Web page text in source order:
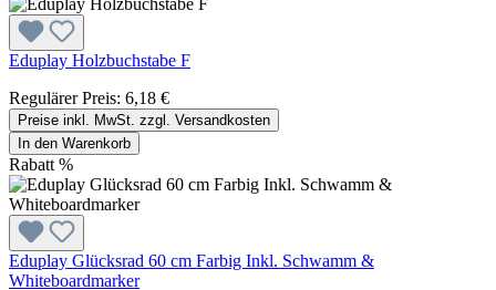
Eduplay Holzbuchstabe F
Regulärer Preis: 6,18 €
Preise inkl. MwSt. zzgl. Versandkosten
In den Warenkorb
Rabatt %
Eduplay Glücksrad 60 cm Farbig Inkl. Schwamm &
Whiteboardmarker